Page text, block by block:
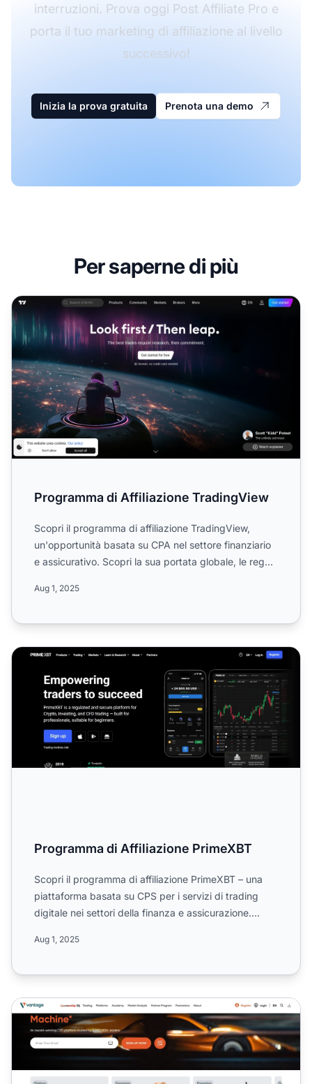
interruzioni. Prova oggi Post Affiliate Pro e
porta il tuo marketing di affiliazione al livello
successivo!
Inizia la prova gratuita Prenota una demo
Per saperne di più
Programma di Affiliazione TradingView
Programma di Affiliazione TradingView
Scopri il programma di affiliazione TradingView,
un'opportunità basata su CPA nel settore finanziario
e assicurativo. Scopri la sua portata globale, le regole
Aug 1, 2025
Programma di Affiliazione PrimeXBT
Programma di Affiliazione PrimeXBT
Scopri il programma di affiliazione PrimeXBT – una
piattaforma basata su CPS per i servizi di trading
digitale nei settori della finanza e assicurazione.
Aug 1, 2025
Programma di affiliazione Vantage